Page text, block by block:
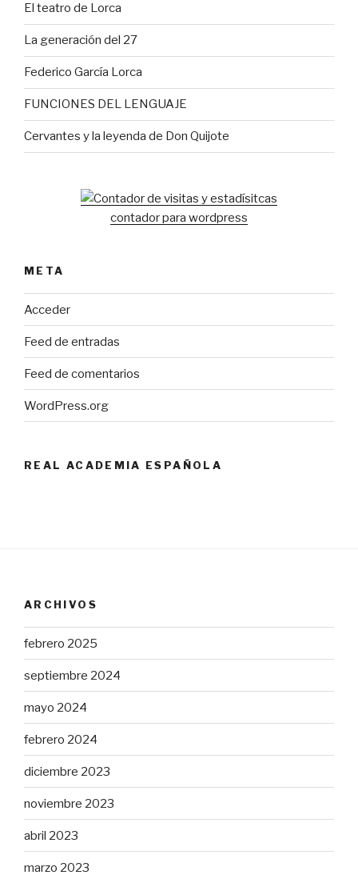
El teatro de Lorca
La generación del 27
Federico García Lorca
FUNCIONES DEL LENGUAJE
Cervantes y la leyenda de Don Quijote
contador para wordpress
META
Acceder
Feed de entradas
Feed de comentarios
WordPress.org
REAL ACADEMIA ESPAÑOLA
ARCHIVOS
febrero 2025
septiembre 2024
mayo 2024
febrero 2024
diciembre 2023
noviembre 2023
abril 2023
marzo 2023